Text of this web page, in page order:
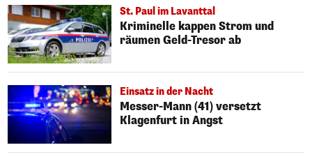
St. Paul im Lavanttal
Kriminelle kappen Strom und
räumen Geld-Tresor ab
Einsatz in der Nacht
Messer-Mann (41) versetzt
Klagenfurt in Angst